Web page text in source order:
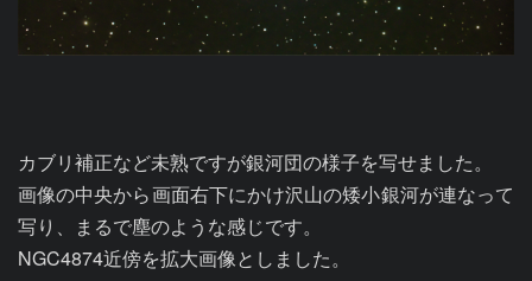
カブリ補正など未熟ですが銀河団の様子を写せました。
画像の中央から画面右下にかけ沢山の矮小銀河が連なって
写り、まるで塵のような感じです。
NGC4874近傍を拡大画像としました。